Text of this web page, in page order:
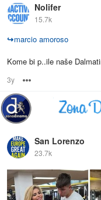
Nolifer
15.7k
↪marcio amoroso
Kome bi p..ile naše
3y
San Lorenzo
23.7k